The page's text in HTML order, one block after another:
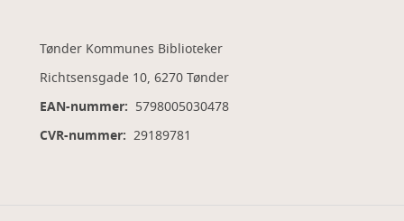
Tønder Kommunes Biblioteker
Richtsensgade 10, 6270 Tønder
EAN-nummer: 5798005030478
CVR-nummer: 29189781